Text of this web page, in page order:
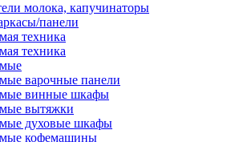
молока, капучинаторы
панели
техника
техника
варочные панели
винные шкафы
вытяжки
духовые шкафы
кофемашины